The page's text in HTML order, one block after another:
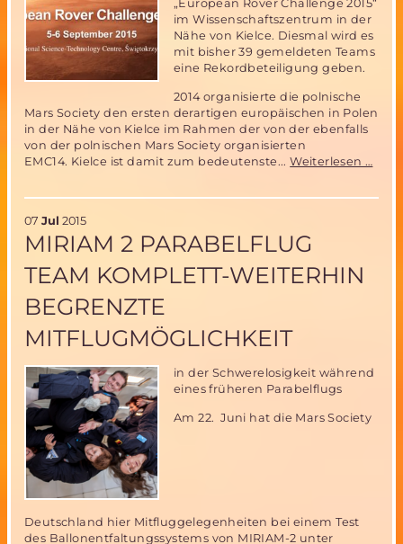
„European Rover Challenge 2015“
im Wissenschaftszentrum in der
Nähe von Kielce. Diesmal wird es
mit bisher 39 gemeldeten Teams
eine Rekordbeteiligung geben.
2014 organisierte die polnische
Mars Society den ersten derartigen europäischen in Polen
in der Nähe von Kielce im Rahmen der von der ebenfalls
von der polnischen Mars Society organisierten
EMC14. Kielce ist damit zum bedeutenste...Weiterlesen …
07 Jul 2015
MIRIAM 2 PARABELFLUG
TEAM KOMPLETT-WEITERHIN
BEGRENZTE
MITFLUGMÖGLICHKEIT
in der Schwerelosigkeit während
eines früheren Parabelflugs
Am 22. Juni hat die Mars Society
Deutschland hier Mitfluggelegenheiten bei einem Test
des Ballonentfaltungssystems von MIRIAM-2 unter